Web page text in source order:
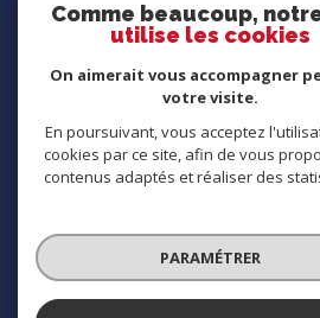
Nous
Comme beaucoup,
utilise les cookies
On aimerait vous accompagner
votre visite.
En poursuivant, vous acceptez
cookies par ce site, afin de vous
contenus adaptés et réaliser des
PARAMÉTRER